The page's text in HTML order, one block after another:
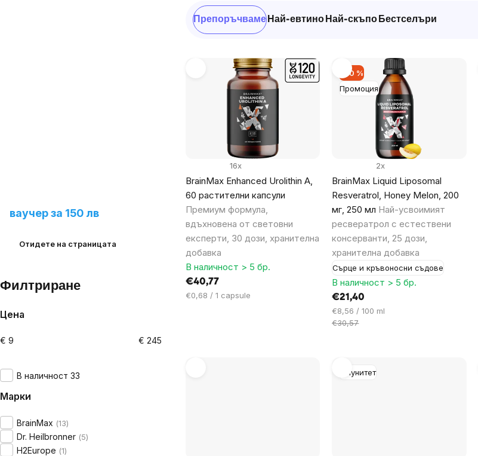
ваучер за 150 лв
Отидете на страницата
Филтриране
Цена
€ 9 € 245
В наличност 33
Марки
BrainMax 13
Dr. Heilbronner 5
H2Europe 1
Сортиране
на
продукти
Препоръчваме Най-евтино Най-скъпо Бестселъри
products
BrainMax Enhanced Urolithin A,
60 растителни капсули
Премиум формула,
вдъхновена от световни
експерти, 30 дози, хранителна
добавка
16x
В наличност > 5 бр.
€40,77
Цена
€0,68 / 1 capsule
Промоция
–30 %
BrainMax Liquid Liposomal
Resveratrol, Honey Melon, 200
мг, 250 мл Най-усвоимият
ресвератрол с естествени
консерванти, 25 дози,
хранителна добавка
Сърце и кръвоносни съдове
2x
В наличност > 5 бр.
€21,40
Цена
за
€8,56 / 100 ml
€30,57
Имунитет